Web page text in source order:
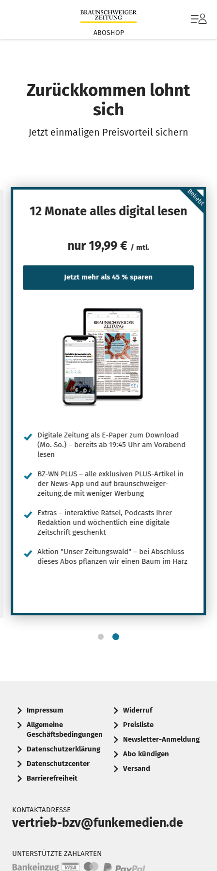
ABOSHOP
Zurückkommen lohnt
sich
Jetzt einmaligen Preisvorteil sichern
Beliebt
12 Monate alles digital lesen
nur19,99 € / mtl.
Digitale Zeitung als E-Paper zum Download
(Mo.-So.) – bereits ab 19:45 Uhr am Vorabend
lesen
BZ-WN PLUS – alle exklusiven PLUS-Artikel in
der News-App und auf braunschweiger-
zeitung.de mit weniger Werbung
Extras – interaktive Rätsel, Podcasts Ihrer
Redaktion und wöchentlich eine digitale
Zeitschrift geschenkt
Aktion "Unser Zeitungswald" – bei Abschluss
dieses Abos pflanzen wir einen Baum im Harz
Impressum
Allgemeine
Geschäftsbedingungen
Datenschutzerklärung
Datenschutzcenter
Barrierefreiheit
Widerruf
Preisliste
Newsletter-Anmeldung
Abo kündigen
Versand
KONTAKTADRESSE
vertrieb-bzv@funkemedien.de
UNTERSTÜTZTE ZAHLARTEN